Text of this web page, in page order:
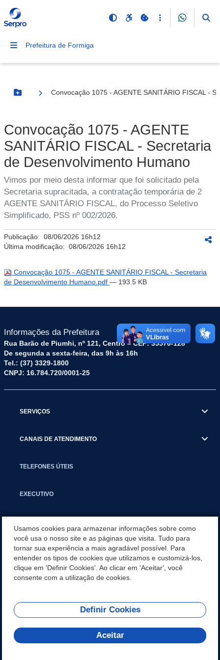
Prefeitura de Formiga
Botão Menu
Convocação 1075 - AGENTE SANITÁRIO FISCAL -
Convocação 1075 - AGENTE
SANITÁRIO FISCAL - Secretaria
de Desenvolvimento Humano
Vimos por meio desta informar que foi solicitado pela
Secretaria supracitada, a contratação temporária de 2
AGENTE SANITÁRIO FISCAL, do Processo Seletivo
Simplificado, PSS nº 002/2026.
Publicação: 08/06/2026 16h12
Última modificação: 08/06/2026 16h12
Convocação 1075 - AGENTE SANITÁRIO FISCAL - Secretaria
de Desenvolvimento Humano.pdf — 193.5 KB
Informações da Prefeitura
Rua Barão de Piumhi, nº 121, Centro – CEP: 35570-128
De segunda a sexta-feira, das 9h às 16h
Tel.: (37) 3329-1800
CNPJ: 16.784.720/0001-25
SERVIÇOS
CANAIS DE ATENDIMENTO
TELEFONES ÚTEIS
EXECUTIVO
APLICATIVO
SECRETARIAS
REDES SOCIAIS
Usamos cookies para armazenar informações sobre como
você usa o nosso site e as páginas que visita. Tudo para
tornar sua experiência a mais agradável possível. Para
entender os tipos de cookies que utilizamos e customizá-los,
clique em 'Definir Cookies'. Ao clicar em 'Aceitar', você
consente com a utilização de cookies.
Definir Cookies
Aceitar